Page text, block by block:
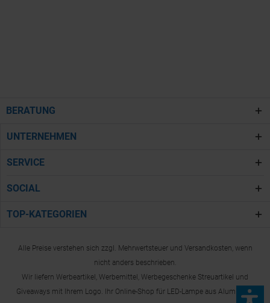
BERATUNG
UNTERNEHMEN
SERVICE
SOCIAL
TOP-KATEGORIEN
Alle Preise verstehen sich zzgl. Mehrwertsteuer und Versandkosten, wenn
nicht anders beschrieben.
Wir liefern Werbeartikel, Werbemittel, Werbegeschenke Streuartikel und
Giveaways mit Ihrem Logo. Ihr Online-Shop für LED-Lampe aus Aluminium